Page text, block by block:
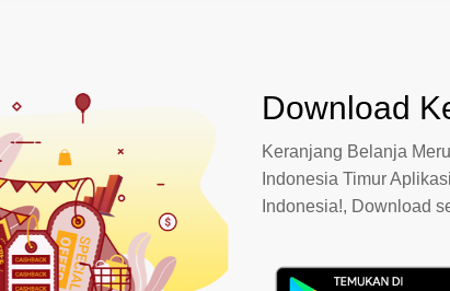
Download
Keranjang Belanja
Indonesia Timur
Indonesia!, Download